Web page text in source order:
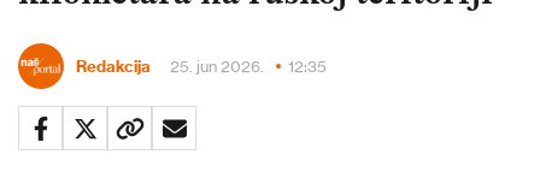
Redakcija 25. jun 2026. 12:35